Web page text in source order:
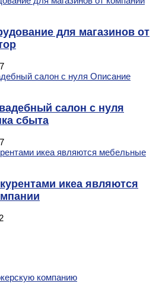
для магазинов от
салон с нуля
сбыта
икеа являются
компанию